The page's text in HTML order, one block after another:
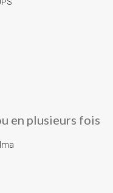
en plusieurs fois